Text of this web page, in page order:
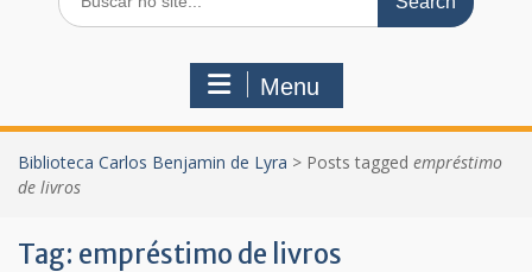
for:
Menu
Biblioteca Carlos Benjamin de Lyra > Posts tagged empréstimo
de livros
Tag: empréstimo de livros